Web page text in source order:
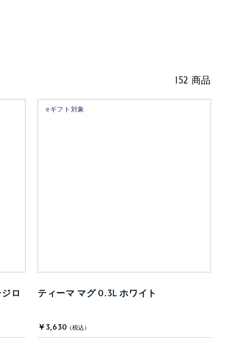
152 商品
ロ
eギフト対象
ティーマ マグ 0.3L ホワイト
￥3,630 (税込)